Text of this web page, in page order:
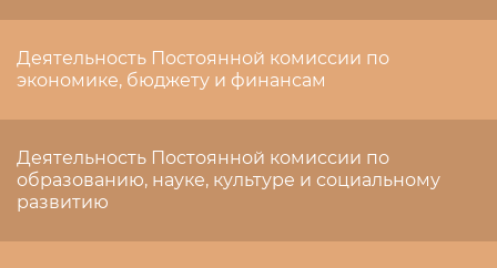
Деятельность Постоянной комиссии по
экономике, бюджету и финансам
Деятельность Постоянной комиссии по
образованию, науке, культуре и социальному
развитию